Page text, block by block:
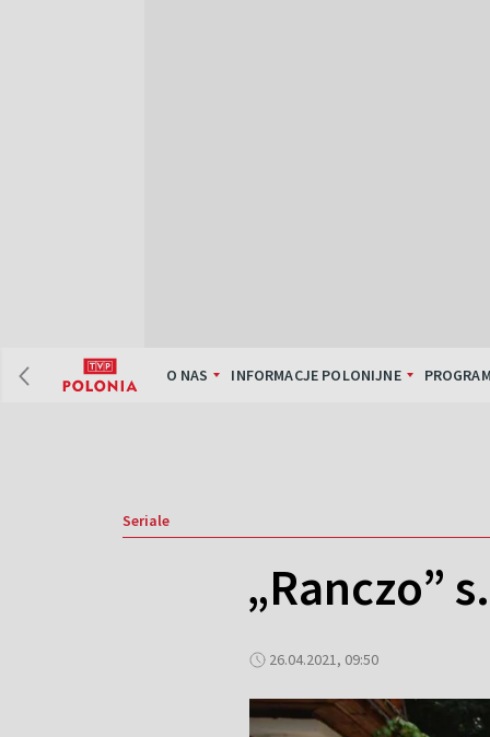
O NAS INFORMACJE POLONIJNE
Seriale
„Ranczo”
26.04.2021, 09:50